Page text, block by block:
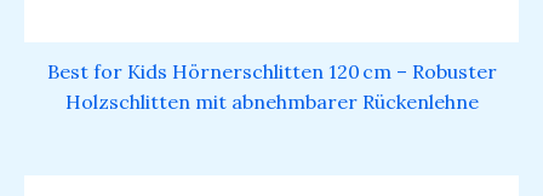
Best for Kids Hörnerschlitten 120 cm – Robuster
Holzschlitten mit abnehmbarer Rückenlehne